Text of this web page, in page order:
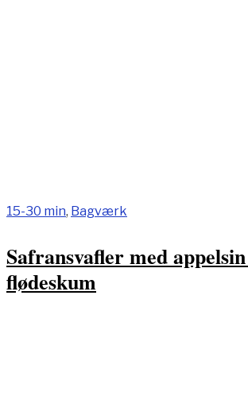
15-30 min, Bagværk
Safransvafler med
flødeskum